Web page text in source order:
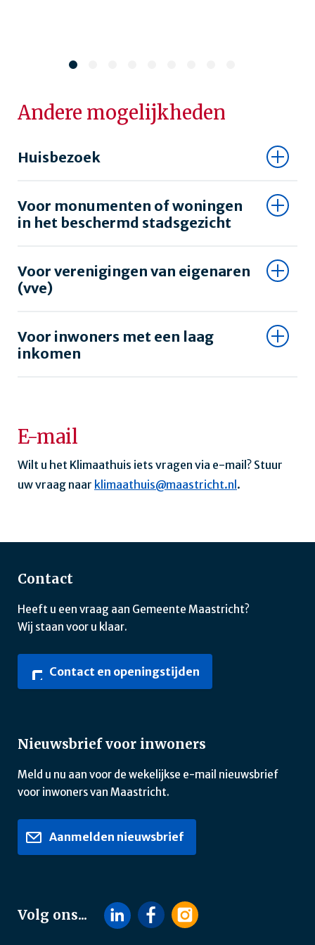
Andere mogelijkheden
Huisbezoek
Voor monumenten of woningen
in het beschermd stadsgezicht
Voor verenigingen van eigenaren
(vve)
Voor inwoners met een laag
inkomen
E-mail
Wilt u het Klimaathuis iets vragen via e-mail? Stuur
uw vraag naar klimaathuis@maastricht.nl.
Contact
Heeft u een vraag aan Gemeente Maastricht?
Wij staan voor u klaar.
Contact en openingstijden
Nieuwsbrief voor inwoners
Meld u nu aan voor de wekelijkse e-mail nieuwsbrief
voor inwoners van Maastricht.
Aanmelden nieuwsbrief
Volg ons...